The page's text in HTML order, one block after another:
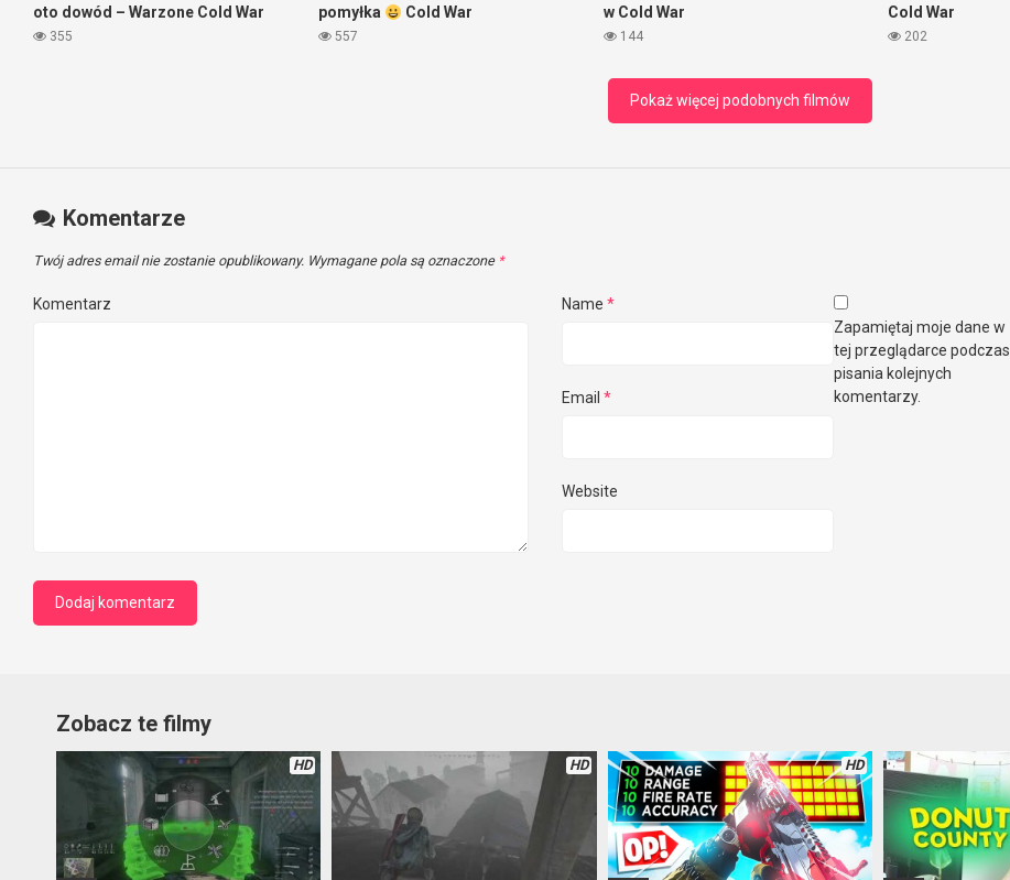
oto dowód – Warzone Cold War
355
pomyłka
Cold War
557
w Cold War
144
Cold War
202
Pokaż więcej podobnych filmów
Komentarze
Twój adres email nie zostanie opublikowany. Wymagane pola są oznaczone *
Komentarz Name *
Email *
Website
Zapamiętaj moje dane w
tej przeglądarce podczas
pisania kolejnych
komentarzy.
Zobacz te filmy
HD HD HD